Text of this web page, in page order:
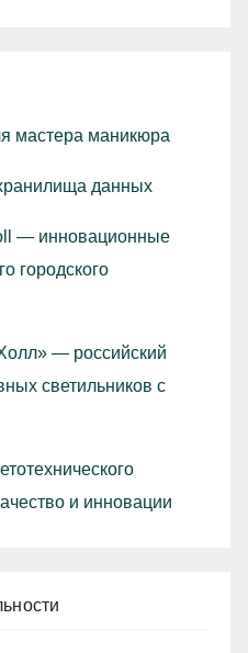
мастера маникюра
данных
— инновационные
городского
— российский
светильников с
и инновации